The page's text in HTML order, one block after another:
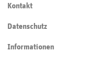
Kontakt
Datenschutz
Informationen